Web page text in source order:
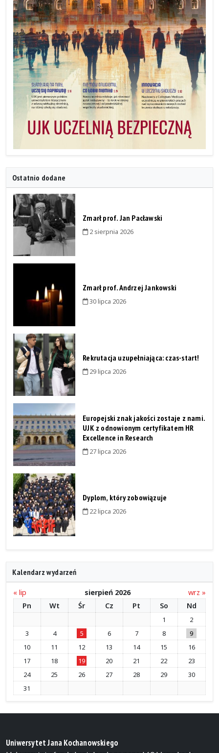
Ostatnio dodane
Zmarł prof. Jan Pacławski
2 sierpnia 2026
Zmarł prof. Andrzej Jankowski
30 lipca 2026
Rekrutacja uzupełniająca: czas-start!
29 lipca 2026
Europejski znak jakości zostaje z nami.
UJK z odnowionym certyfikatem HR
Excellence in Research
27 lipca 2026
Dyplom, który zobowiązuje
22 lipca 2026
Kalendarz wydarzeń
« lip sierpień 2026
wrz »
Pn
Wt Śr Cz Pt So Nd
1
2
3
4 5 6 7 8
9
10
11 12 13 14 15
16
17
18 19 20 21 22
23
24
25 26 27 28 29
30
31
Uniwersytet Jana Kochanowskiego